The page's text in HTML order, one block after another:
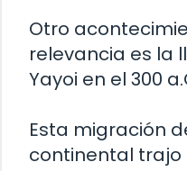
Otro
relevancia es la
Yayoi en el 300
Esta migración
continental trajo